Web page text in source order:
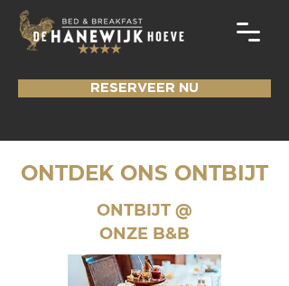
RESERVEER NU
ONTDEK ONS ONTBIJT
ONTBIJT @
ONZE B&B